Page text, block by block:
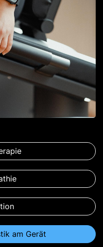
am Gerät